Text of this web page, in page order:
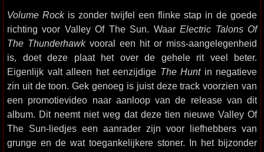
Volume Rockis zonder twijfel een flinke stap in de goede
richting voor Valley Of The Sun. WaarElectric Talons Of
The Thunderhawkvooral een hit or miss-aangelegenheid
is, doet deze plaat het over de gehele rit veel beter.
Eigenlijk valt alleen het eenzijdige The Huntin negatieve
zin uit de toon. Gek genoeg is juist deze track voorzien van
een promotievideo naar aanloop van de release van dit
album. Dit neemt niet weg dat deze tien nieuwe Valley Of
The Sun-liedjes een aanrader zijn voor liefhebbers van
grunge en de wat toegankelijkere stoner. In het bijzonder